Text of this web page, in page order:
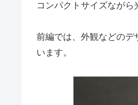
コンパクトサイズながら
前編では、外観などのデ
います。